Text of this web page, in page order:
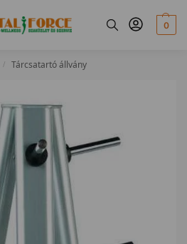
0
/ Tárcsatartó állvány